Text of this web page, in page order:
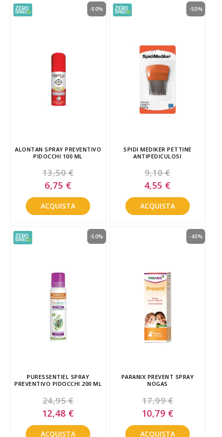
ALONTAN SPRAY PREVENTIVO
PIDOCCHI 100 ML
13,50 €
-50%
Special
Price
6,75 €
ACQUISTA
SPIDI MEDIKER PETTINE
ANTIPEDICULOSI
9,10 €
-50%
Special
Price
4,55 €
ACQUISTA
PURESSENTIEL SPRAY
PREVENTIVO PIDOCCHI 200 ML
24,95 €
-50%
Special
Price
12,48 €
ACQUISTA
PARANIX PREVENT SPRAY
NOGAS
17,99 €
-40%
Special
Price
10,79 €
ACQUISTA